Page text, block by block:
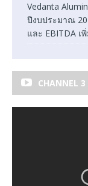
Vedanta
ปีงบประมาณ
และ EBITDA เ
CHANNEL 3